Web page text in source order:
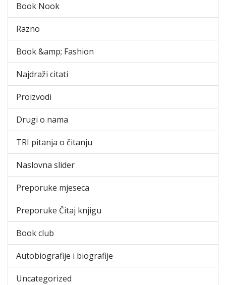
Book Nook
Razno
Book &amp; Fashion
Najdraži citati
Proizvodi
Drugi o nama
TRI pitanja o čitanju
Naslovna slider
Preporuke mjeseca
Preporuke Čitaj knjigu
Book club
Autobiografije i biografije
Uncategorized